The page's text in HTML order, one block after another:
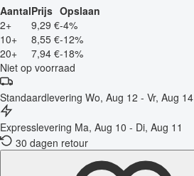
AantalPrijs Opslaan
2+
9,29 €-4%
10+
8,55 €-12%
20+
7,94 €-18%
Niet op voorraad
Standaardlevering Wo, Aug 12 - Vr, Aug 14
Expresslevering Ma, Aug 10 - Di, Aug 11
30 dagen retour